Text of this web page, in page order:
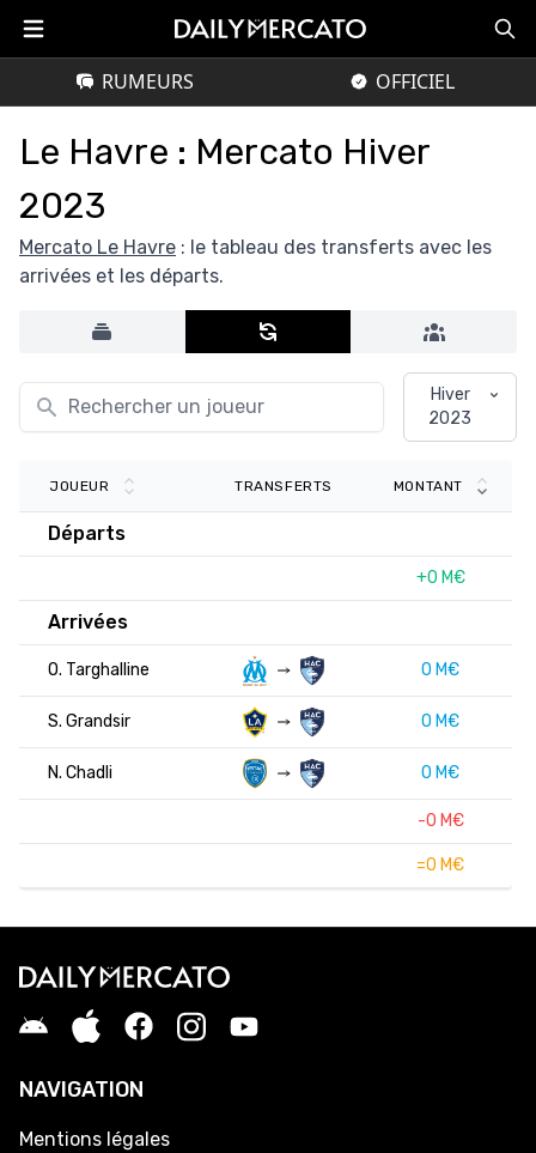
RUMEURS OFFICIEL
Le Havre : Mercato Hiver
2023
Mercato Le Havre : le tableau des transferts avec les
arrivées et les départs.
Hiver
2023
JOUEUR TRANSFERTS MONTANT
Départs
+0 M€
Arrivées
O. Targhalline 0 M€
S. Grandsir 0 M€
N. Chadli 0 M€
-0 M€
=0 M€
NAVIGATION
Mentions légales